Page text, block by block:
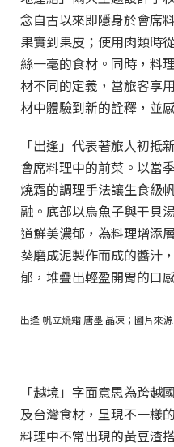
念自古以來即隱身於會席
果實到果皮；使用肉類時
絲一毫的食材。同時，料
材不同的定義，當旅客享
材中體驗到新的詮釋，並
「出逢」代表著旅人初抵
會席料理中的前菜。以當
燒霜的調理手法讓生食級
融。底部以烏魚子與干貝
道鮮美濃郁，為料理增添
葵磨成泥製作而成的醬汁
郁，堆疊出輕盈開胃的口
出逢 帆立焼霜 唐墨 晶凍；圖片來
「越境」字面意思為跨越
及台灣食材，呈現不一樣
料理中不常出現的黃豆渣